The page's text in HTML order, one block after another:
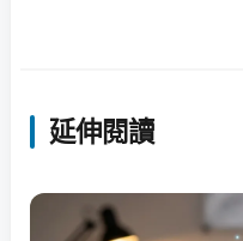
延伸閱讀